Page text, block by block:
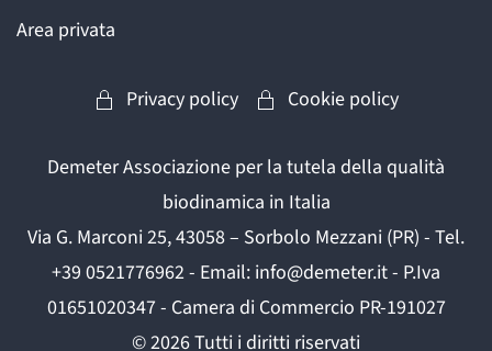
Area privata
Privacy policy Cookie policy
Demeter Associazione per la tutela della qualità
biodinamica in Italia
Via G. Marconi 25, 43058 – Sorbolo Mezzani (PR) - Tel.
+39 0521776962 - Email: info@demeter.it - P.Iva
01651020347 - Camera di Commercio PR-191027
©2026Tutti i diritti riservati